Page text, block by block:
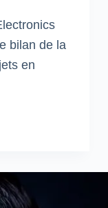
bilan de la
en